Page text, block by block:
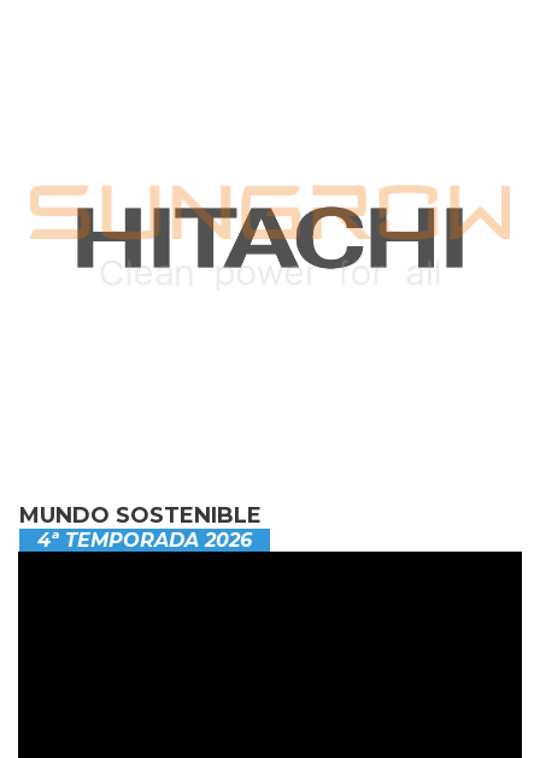
MUNDO SOSTENIBLE
4ª TEMPORADA 2026